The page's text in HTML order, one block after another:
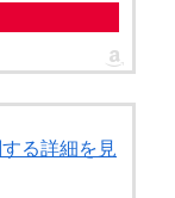
る詳細を見